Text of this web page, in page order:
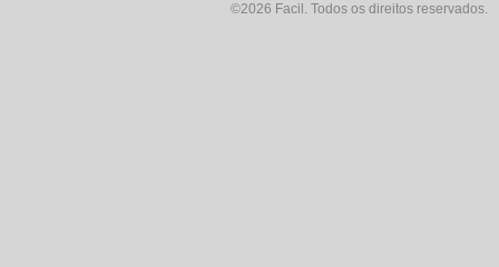
©2026 Facil. Todos os direitos reservados.